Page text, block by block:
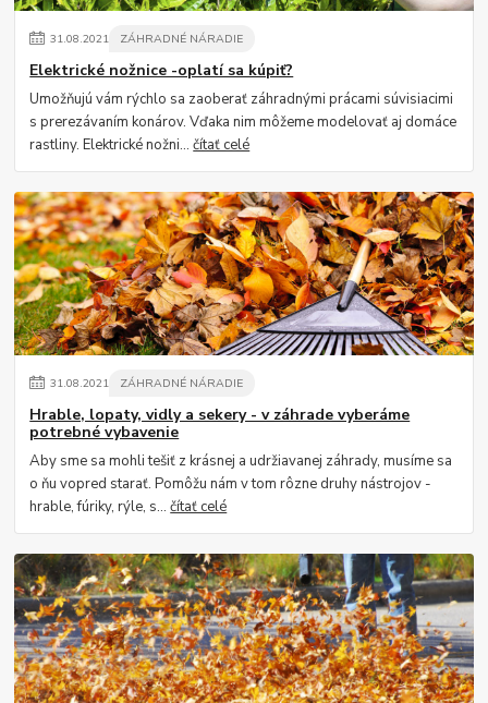
31.08.2021 ZÁHRADNÉ NÁRADIE
Elektrické nožnice -oplatí sa kúpiť?
Umožňujú vám rýchlo sa zaoberať záhradnými prácami súvisiacimi
s prerezávaním konárov. Vďaka nim môžeme modelovať aj domáce
rastliny. Elektrické nožni...čítať celé
31.08.2021 ZÁHRADNÉ NÁRADIE
Hrable, lopaty, vidly a sekery - v záhrade vyberáme
potrebné vybavenie
Aby sme sa mohli tešiť z krásnej a udržiavanej záhrady, musíme sa
o ňu vopred starať. Pomôžu nám v tom rôzne druhy nástrojov -
hrable, fúriky, rýle, s...čítať celé